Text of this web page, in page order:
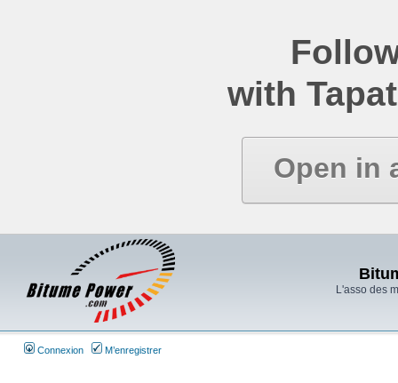
with
Open in
L'asso des
Connexion M’enregistrer